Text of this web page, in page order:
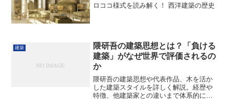
ロココ様式を読み解く！ 西洋建築の歴史
建築
隈研吾の建築思想とは？「負ける
建築」がなぜ世界で評価されるの
か
隈研吾の建築思想や代表作品、木を活か
した建築スタイルを詳しく解説。経歴や
特徴、他建築家との違いまで体系的に理